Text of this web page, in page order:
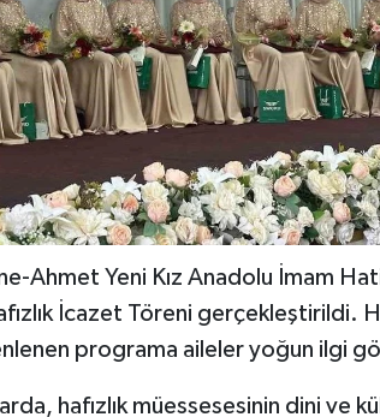
Ahmet Yeni Kız Anadolu İmam
İcazet Töreni gerçekleştirildi.
programa aileler yoğun ilgi
hafızlık müessesesinin dini ve